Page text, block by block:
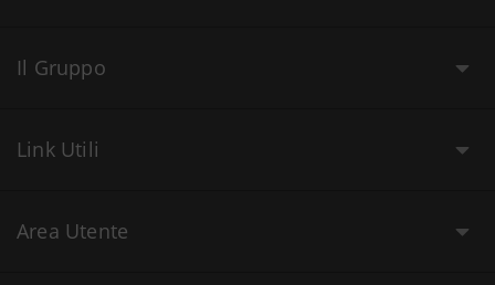
Il Gruppo
Link Utili
Area Utente